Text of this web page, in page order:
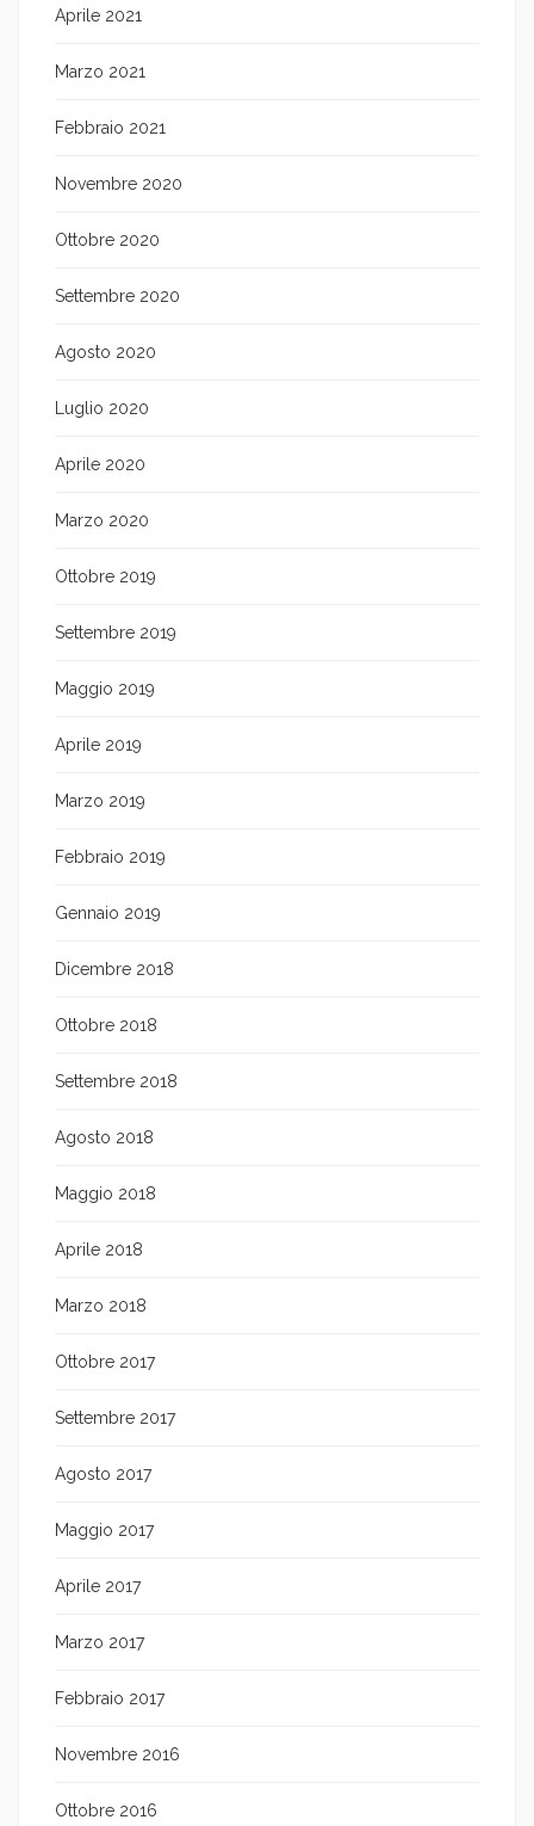
Aprile 2021
Marzo 2021
Febbraio 2021
Novembre 2020
Ottobre 2020
Settembre 2020
Agosto 2020
Luglio 2020
Aprile 2020
Marzo 2020
Ottobre 2019
Settembre 2019
Maggio 2019
Aprile 2019
Marzo 2019
Febbraio 2019
Gennaio 2019
Dicembre 2018
Ottobre 2018
Settembre 2018
Agosto 2018
Maggio 2018
Aprile 2018
Marzo 2018
Ottobre 2017
Settembre 2017
Agosto 2017
Maggio 2017
Aprile 2017
Marzo 2017
Febbraio 2017
Novembre 2016
Ottobre 2016